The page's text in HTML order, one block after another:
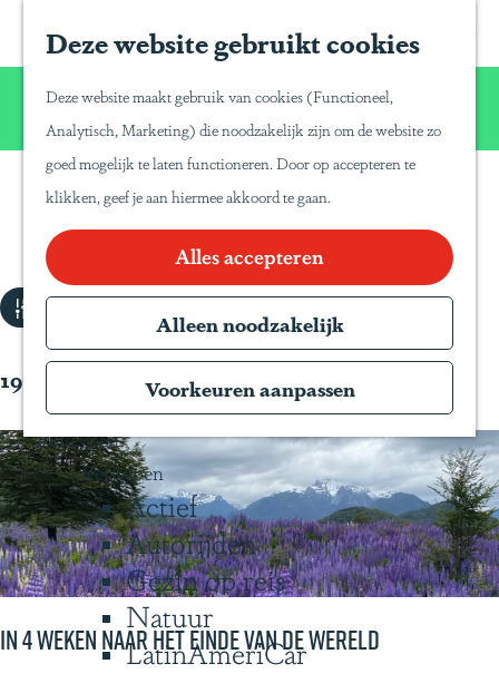
Deze website gebruikt cookies
Deze website maakt gebruik van cookies (Functioneel,
Analytisch, Marketing) die noodzakelijk zijn om de website zo
goed mogelijk te laten functioneren. Door op accepteren te
klikken, geef je aan hiermee akkoord te gaan.
Alles accepteren
Alleen noodzakelijk
Voorkeuren aanpassen
p
a
g
e
Inspiratie
Reisinspiratie
Blog
Duurzaam reizen
Gente Mágica
Inspiratiedagen
KLM Holland
Herald
Magazine
Webinars
Reistypen
Reistypen
Actief
Autorijden
Gezin op reis
Natuur
LatinAmeriCar
k
a
T
a
e
l
Wij willen u net zo van Latijns-Amerika laten
genieten zoals wij dat zelf doen!
Klantervaringen
W
a
t
o
e
k
j
e
?
Filter
19 t/m 27 van 65 resultaten
In 4 weken naar het einde van de wereld